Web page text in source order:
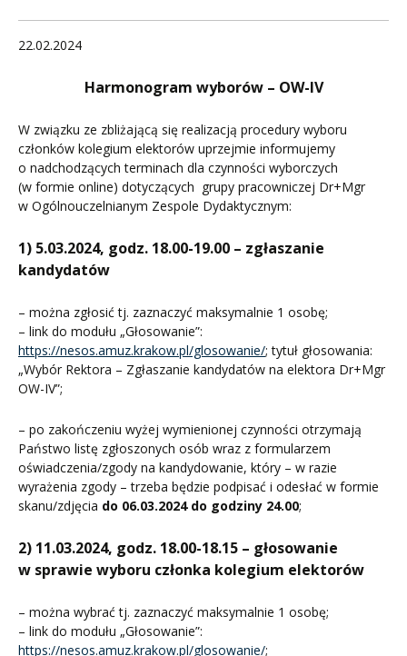
22.02.2024
Harmonogram wyborów – OW-IV
W związku ze zbliżającą się realizacją procedury wyboru
członków kolegium elektorów uprzejmie informujemy
o nadchodzących terminach dla czynności wyborczych
(w formie online) dotyczących grupy pracowniczej Dr+Mgr
w Ogólnouczelnianym Zespole Dydaktycznym:
1) 5.03.2024, godz. 18.00-19.00 – zgłaszanie
kandydatów
– można zgłosić tj. zaznaczyć maksymalnie 1 osobę;
– link do modułu „Głosowanie”:
https://nesos.amuz.krakow.pl/glosowanie/; tytuł głosowania:
„Wybór Rektora – Zgłaszanie kandydatów na elektora Dr+Mgr
OW-IV”;
– po zakończeniu wyżej wymienionej czynności otrzymają
Państwo listę zgłoszonych osób wraz z formularzem
oświadczenia/zgody na kandydowanie, który – w razie
wyrażenia zgody – trzeba będzie podpisać i odesłać w formie
skanu/zdjęcia do 06.03.2024 do godziny 24.00;
2) 11.03.2024, godz. 18.00-18.15 – głosowanie
w sprawie wyboru członka kolegium elektorów
– można wybrać tj. zaznaczyć maksymalnie 1 osobę;
– link do modułu „Głosowanie”:
https://nesos.amuz.krakow.pl/glosowanie/;